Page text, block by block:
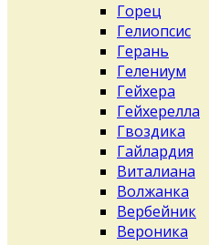
Горец
Гелиопсис
Герань
Гелениум
Гейхера
Гейхерелла
Гвоздика
Гайлардия
Виталиана
Волжанка
Вербейник
Вероника